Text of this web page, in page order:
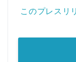
このプレスリ